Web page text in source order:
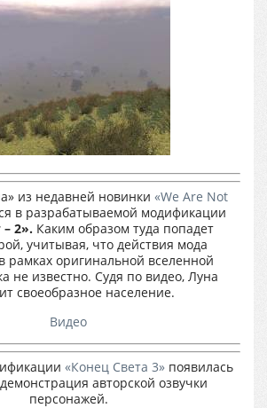
из недавней новинки «We Are Not
в разрабатываемой модификации
2». Каким образом туда попадет
учитывая, что действия мода
рамках оригинальной вселенной
не известно. Судя по видео, Луна
своеобразное население.
Видео
«Конец Света 3» появилась
авторской озвучки
персонажей.